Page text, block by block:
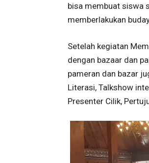
bisa membuat siswa
memberlakukan
Setelah kegiatan
dengan bazaar dan
pameran dan bazar
Literasi, Talkshow
Presenter Cilik,